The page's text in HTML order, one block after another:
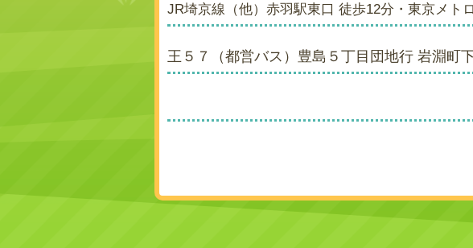
JR埼京線（他）赤羽駅東口 徒歩12分・東京メト
王５７（都営バス）豊島５丁目団地行 岩淵町